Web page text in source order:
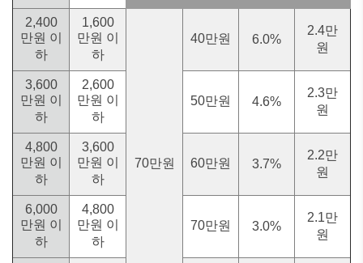
2,400
만원 이
하
1,600
만원 이
하
70만원
40만원 6.0%
2.4만
원
3,600
만원 이
하
2,600
만원 이
하
50만원 4.6%
2.3만
원
4,800
만원 이
하
3,600
만원 이
하
60만원 3.7%
2.2만
원
6,000
만원 이
하
4,800
만원 이
하
70만원 3.0%
2.1만
원